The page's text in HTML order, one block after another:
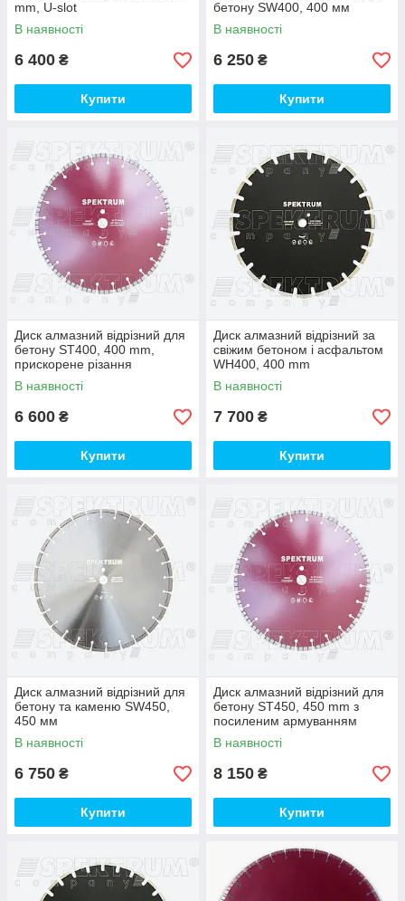
mm, U-slot
В наявності
6 400 ₴
Купити
бетону SW400, 400 мм
В наявності
6 250 ₴
Купити
Диск алмазний відрізний для
бетону ST400, 400 mm,
прискорене різання
В наявності
6 600 ₴
Купити
Диск алмазний відрізний за
свіжим бетоном і асфальтом
WH400, 400 mm
В наявності
7 700 ₴
Купити
Диск алмазний відрізний для
бетону та каменю SW450,
450 мм
В наявності
6 750 ₴
Купити
Диск алмазний відрізний для
бетону ST450, 450 mm з
посиленим армуванням
В наявності
8 150 ₴
Купити